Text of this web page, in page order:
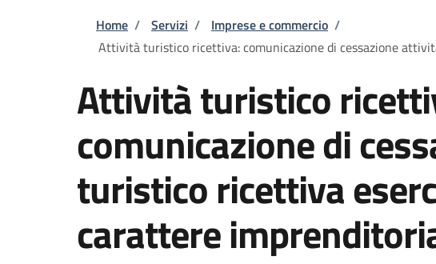
Briciole di pane
Home / Servizi / Imprese e commercio /
Attività turistico ricettiva: comunicazione di cessazione
Attività turistico
comunicazione di
turistico ricettiva
carattere